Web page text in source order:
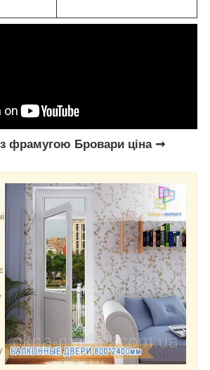
з фрамугою Бровари ціна ➞